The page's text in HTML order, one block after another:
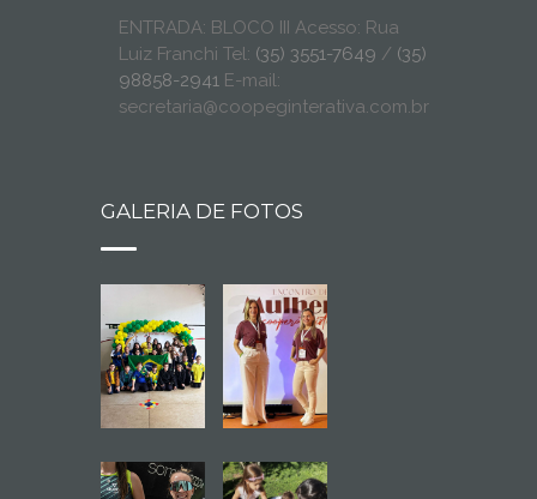
ENTRADA: BLOCO III Acesso: Rua
Luiz Franchi Tel: (35) 3551-7649 / (35)
98858-2941 E-mail:
secretaria@coopeginterativa.com.br
GALERIA DE FOTOS